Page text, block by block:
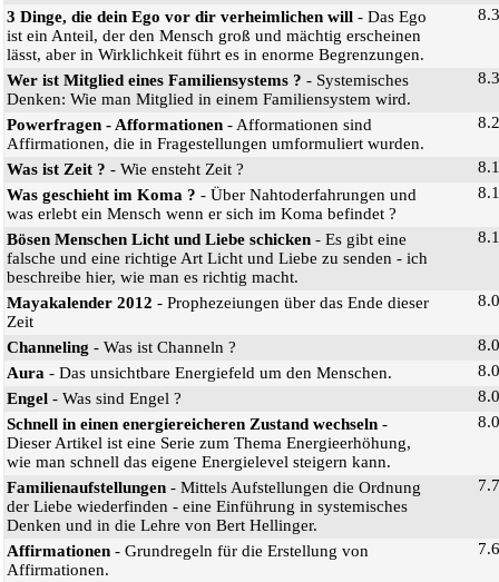
3 Dinge, die dein Ego vor dir verheimlichen will - Das Ego
ist ein Anteil, der den Mensch groß und mächtig erscheinen
lässt, aber in Wirklichkeit führt es in enorme Begrenzungen.
8.3
Wer ist Mitglied eines Familiensystems ? - Systemisches
Denken: Wie man Mitglied in einem Familiensystem wird.
8.3
Powerfragen - Afformationen - Afformationen sind
Affirmationen, die in Fragestellungen umformuliert wurden.
8.2
Was ist Zeit ? - Wie ensteht Zeit ?
8.1
Was geschieht im Koma ? - Über Nahtoderfahrungen und
was erlebt ein Mensch wenn er sich im Koma befindet ?
8.1
Bösen Menschen Licht und Liebe schicken - Es gibt eine
falsche und eine richtige Art Licht und Liebe zu senden - ich
beschreibe hier, wie man es richtig macht.
8.1
Mayakalender 2012 - Prophezeiungen über das Ende dieser
Zeit
8.0
Channeling - Was ist Channeln ?
8.0
Aura - Das unsichtbare Energiefeld um den Menschen.
8.0
Engel - Was sind Engel ?
8.0
Schnell in einen energiereicheren Zustand wechseln -
Dieser Artikel ist eine Serie zum Thema Energieerhöhung,
wie man schnell das eigene Energielevel steigern kann.
8.0
Familienaufstellungen - Mittels Aufstellungen die Ordnung
der Liebe wiederfinden - eine Einführung in systemisches
Denken und in die Lehre von Bert Hellinger.
7.7
Affirmationen - Grundregeln für die Erstellung von
Affirmationen.
7.6